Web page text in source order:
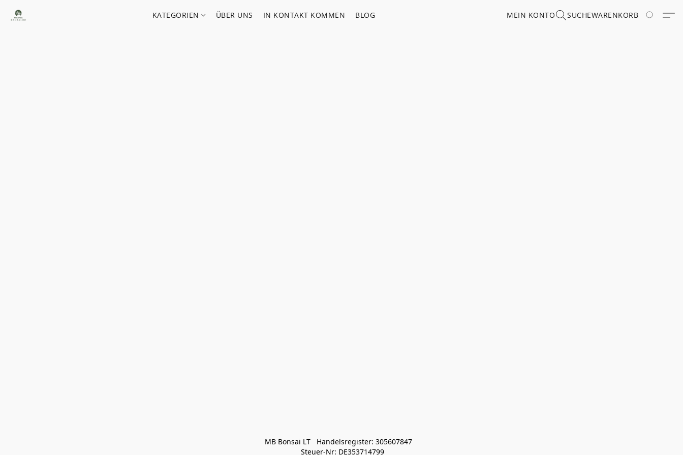
KATEGORIEN ÜBER UNS IN KONTAKT KOMMEN BLOG MEIN KONTO SUCHEWARENKORB
MB Bonsai LT   Handelsregister: 305607847
Steuer-Nr: DE353714799